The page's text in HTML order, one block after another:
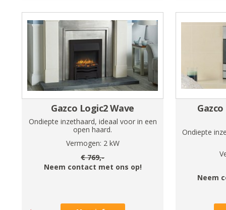
Gazco Logic2 Wave
Ondiepte inzethaard, ideaal voor in een
open haard.
Vermogen: 2kW
€769,-
Neem contact met ons op!
Ondiepte
Neem